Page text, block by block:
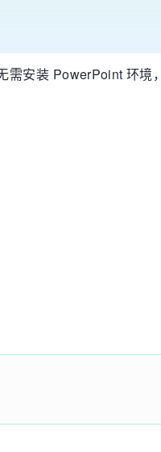
安装 PowerPoint 环境